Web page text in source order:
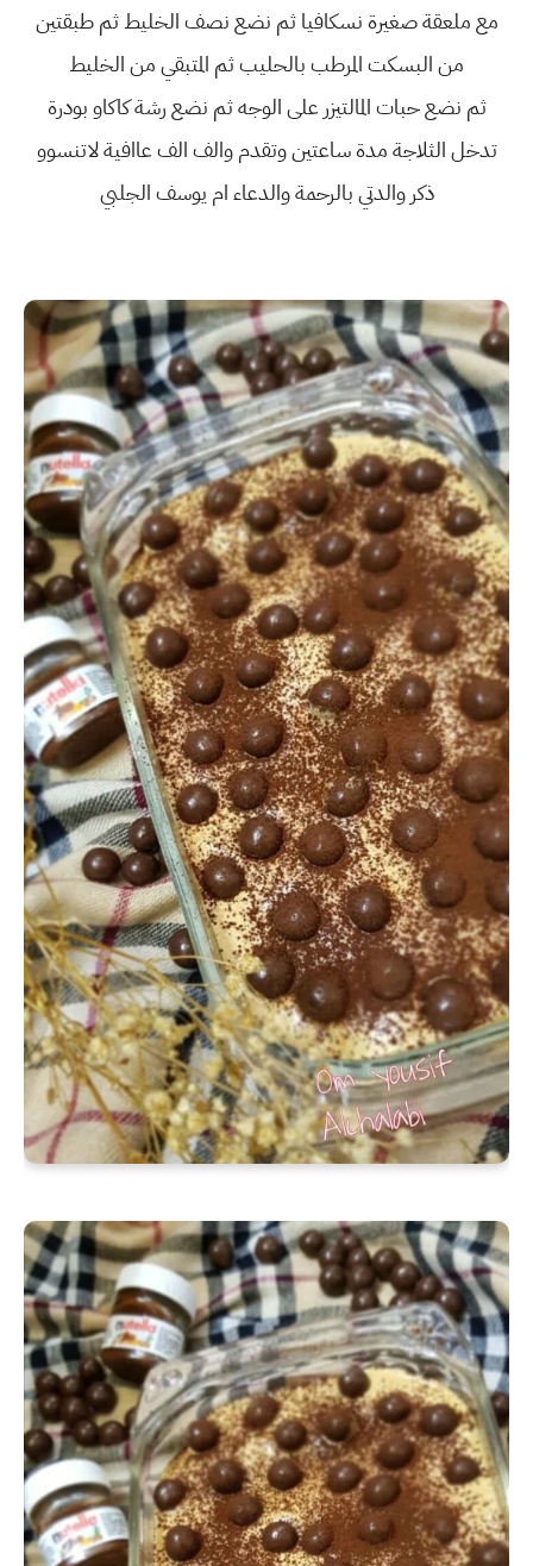
مع ملعقة صغيرة نسكافيا ثم نضع نصف الخليط ثم طبقتين
من البسكت المرطب بالحليب ثم المتبقي من الخليط
ثم نضع حبات المالتيزر على الوجه ثم نضع رشة كاكاو بودرة
تدخل الثلاجة مدة ساعتين وتقدم والف الف عاافية لاتنسوو
ذكر والدتي بالرحمة والدعاء ام يوسف الجلبي